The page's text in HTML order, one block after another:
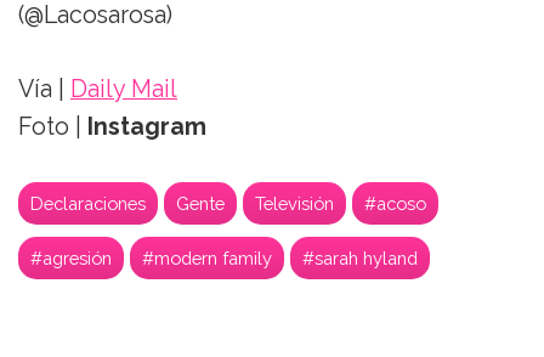
(@Lacosarosa)
Vía |
Daily Mail
Foto |
Instagram
Declaraciones Gente Televisión #acoso
#agresión #modern family #sarah hyland